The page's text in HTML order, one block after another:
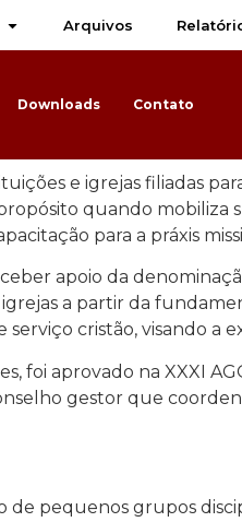
Arquivos
Downloads Contato
e igrejas filiadas
quando mobiliza
para a práxis
apoio da
a partir da
cristão, visando a
foi aprovado na XXXI
gestor que
pequenos grupos